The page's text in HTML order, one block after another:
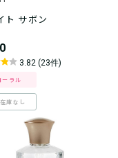
ト サボン
3.82 (23件)
ーラル
庫なし